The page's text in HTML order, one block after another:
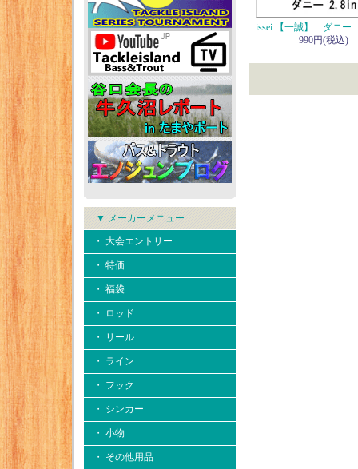
▼ メーカーメニュー
・ 大会エントリー
・ 特価
・ 福袋
・ ロッド
・ リール
・ ライン
・ フック
・ シンカー
・ 小物
・ その他用品
issei 【一誠】 ダニー
990円(税込)